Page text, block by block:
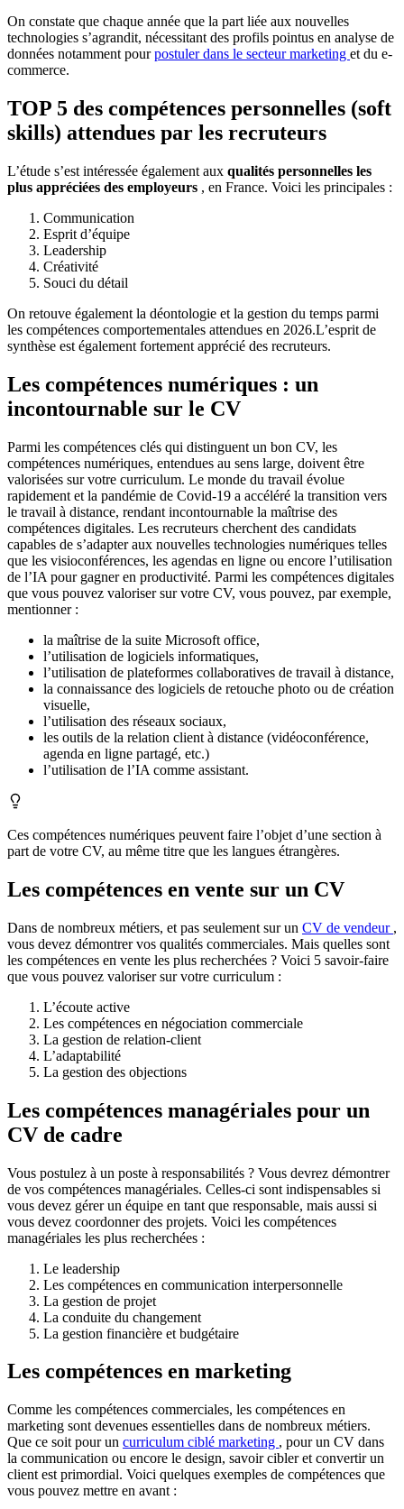
On constate que chaque année que la part liée aux nouvelles
technologies s’agrandit, nécessitant des profils pointus en analyse de
données notamment pourpostuler dans le secteur marketing et du e-
commerce.
TOP 5 des compétences personnelles (soft
skills) attendues par les recruteurs
L’étude s’est intéressée également aux qualités personnelles les
plus appréciées des employeurs , en France. Voici les principales :
Communication
Esprit d’équipe
Leadership
Créativité
Souci du détail
On retouve également la déontologie et la gestion du temps parmi
les compétences comportementales attendues en 2026.L’esprit de
synthèse est également fortement apprécié des recruteurs.
Les compétences numériques : un
incontournable sur le CV
Parmi les compétences clés qui distinguent un bon CV, les
compétences numériques, entendues au sens large, doivent être
valorisées sur votre curriculum. Le monde du travail évolue
rapidement et la pandémie de Covid-19 a accéléré la transition vers
le travail à distance, rendant incontournable la maîtrise des
compétences digitales. Les recruteurs cherchent des candidats
capables de s’adapter aux nouvelles technologies numériques telles
que les visioconférences, les agendas en ligne ou encore l’utilisation
de l’IA pour gagner en productivité. Parmi les compétences digitales
que vous pouvez valoriser sur votre CV, vous pouvez, par exemple,
mentionner :
la maîtrise de la suite Microsoft office,
l’utilisation de logiciels informatiques,
l’utilisation de plateformes collaboratives de travail à distance,
la connaissance des logiciels de retouche photo ou de création
visuelle,
l’utilisation des réseaux sociaux,
les outils de la relation client à distance (vidéoconférence,
agenda en ligne partagé, etc.)
l’utilisation de l’IA comme assistant.
Ces compétences numériques peuvent faire l’objet d’une section à
part de votre CV, au même titre que les langues étrangères.
Les compétences en vente sur un CV
Dans de nombreux métiers, et pas seulement sur un CV de vendeur ,
vous devez démontrer vos qualités commerciales. Mais quelles sont
les compétences en vente les plus recherchées ? Voici 5 savoir-faire
que vous pouvez valoriser sur votre curriculum :
L’écoute active
Les compétences en négociation commerciale
La gestion de relation-client
L’adaptabilité
La gestion des objections
Les compétences managériales pour un
CV de cadre
Vous postulez à un poste à responsabilités ? Vous devrez démontrer
de vos compétences managériales. Celles-ci sont indispensables si
vous devez gérer un équipe en tant que responsable, mais aussi si
vous devez coordonner des projets. Voici les compétences
managériales les plus recherchées :
Le leadership
Les compétences en communication interpersonnelle
La gestion de projet
La conduite du changement
La gestion financière et budgétaire
Les compétences en marketing
Comme les compétences commerciales, les compétences en
marketing sont devenues essentielles dans de nombreux métiers.
Que ce soit pour un curriculum ciblé marketing , pour un CV dans
la communication ou encore le design, savoir cibler et convertir un
client est primordial. Voici quelques exemples de compétences que
vous pouvez mettre en avant :